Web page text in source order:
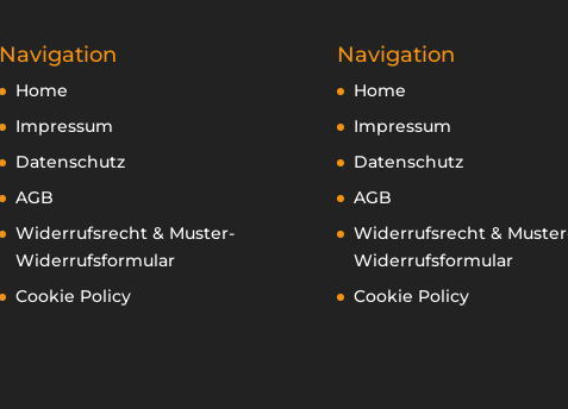
Navigation
Home
Impressum
Datenschutz
AGB
Widerrufsrecht & Muster-
Widerrufsformular
Cookie Policy
Navigation
Home
Impressum
Datenschutz
AGB
Widerrufsrecht &
Widerrufsformular
Cookie Policy